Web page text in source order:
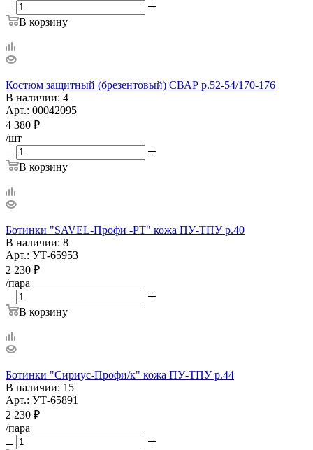
В корзину
Костюм защитный (брезентовый) СВАР р.52-54/170-176
В наличии: 4
Арт.: 00042095
4 380 ₽
/шт
В корзину
Ботинки "SAVEL-Профи -РТ" кожа ПУ-ТПУ р.40
В наличии: 8
Арт.: УТ-65953
2 230 ₽
/пара
В корзину
Ботинки "Сириус-Профи/к" кожа ПУ-ТПУ р.44
В наличии: 15
Арт.: УТ-65891
2 230 ₽
/пара